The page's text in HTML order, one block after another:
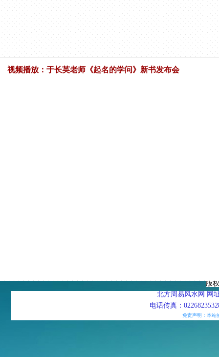
改名需要注意什么？有哪
视频播放：于长英老师《起名的学问》新书发布会
版
北方周易风水网 网
电话传真：
免责声明：本站